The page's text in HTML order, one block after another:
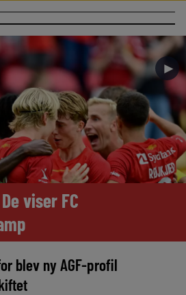
►
viser FC
blev ny AGF-profil